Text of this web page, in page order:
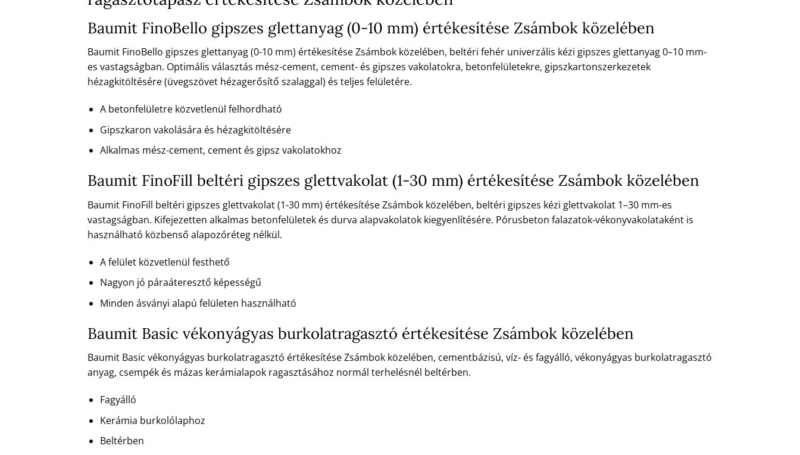
Baumit FinoBello gipszes glettanyag (0-10 mm) értékesítése Zsámbok közelében
Baumit FinoBello gipszes glettanyag (0-10 mm) értékesítése Zsámbok közelében, beltéri fehér univerzális kézi gipszes glettanyag 0–10 mm-
es vastagságban. Optimális választás mész-cement, cement- és gipszes vakolatokra, betonfelületekre, gipszkartonszerkezetek
hézagkitöltésére (üvegszövet hézagerősítő szalaggal) és teljes felületére.
A betonfelületre közvetlenül felhordható
Gipszkaron vakolására és hézagkitöltésére
Alkalmas mész-cement, cement és gipsz vakolatokhoz
Baumit FinoFill beltéri gipszes glettvakolat (1-30 mm) értékesítése Zsámbok közelében
Baumit FinoFill beltéri gipszes glettvakolat (1-30 mm) értékesítése Zsámbok közelében, beltéri gipszes kézi glettvakolat 1–30 mm-es
vastagságban. Kifejezetten alkalmas betonfelületek és durva alapvakolatok kiegyenlítésére. Pórusbeton falazatok-vékonyvakolataként is
használható közbenső alapozóréteg nélkül.
A felület közvetlenül festhető
Nagyon jó páraáteresztő képességű
Minden ásványi alapú felületen használható
Baumit Basic vékonyágyas burkolatragasztó értékesítése Zsámbok közelében
Baumit Basic vékonyágyas burkolatragasztó értékesítése Zsámbok közelében, cementbázisú, víz- és fagyálló, vékonyágyas burkolatragasztó
anyag, csempék és mázas kerámialapok ragasztásához normál terhelésnél beltérben.
Fagyálló
Kerámia burkolólaphoz
Beltérben